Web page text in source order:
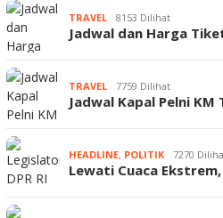
TRAVEL 8153 Dilihat
Jadwal dan Harga
TRAVEL 7759 Dilihat
Jadwal Kapal Pelni
HEADLINE, POLITIK 7270
Lewati Cuaca